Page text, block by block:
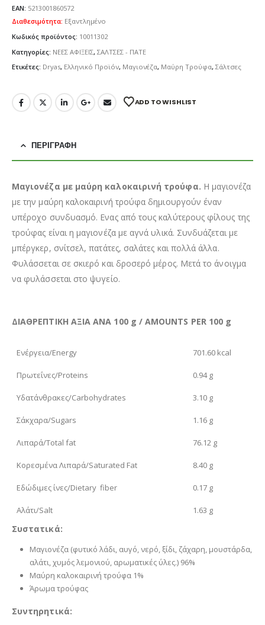
EAN: 5213001860572
Διαθεσιμότητα: Εξαντλημένο
Κωδικός προϊόντος: 10011302
Κατηγορίες: ΝΕΕΣ ΑΦΙΞΕΙΣ, ΣΑΛΤΣΕΣ - ΠΑΤΕ
Ετικέτες: Dryas, Ελληνικό Προϊόν, Μαγιονέζα, Μαύρη Τρούφα, Σάλτσες
ADD TO WISHLIST
ΠΕΡΙΓΡΑΦΉ
Μαγιονέζα με μαύρη καλοκαιρινή τρούφα. Η μαγιονέζα
με την μαύρη καλοκαιρινή τρούφα δημιουργούν έναν
υπέροχο συνδυασμό. Ενας από τους καλύτερους φίλους της
τρούφας είναι η μαγιονέζα με αγνά υλικά. Συνδυάζεται με
μπέργκερ, σνίτσελ, πατάτες, σαλάτες και πολλά άλλα.
Φυλάσσεται σε σκιερό και δροσερό μέρος. Μετά το άνοιγμα
να φυλάσσεται στο ψυγείο.
ΔΙΑΘΡΕΠΤΙΚΗ ΑΞΙΑ ΑΝΑ 100 g / AMOUNTS PER 100 g
Ενέργεια/Energy 701.60 kcal
Πρωτεΐνες/Proteins 0.94 g
Υδατάνθρακες/Carbohydrates 3.10 g
Σάκχαρα/Sugars 1.16 g
Λιπαρά/Total fat 76.12 g
Κορεσμένα Λιπαρά/Saturated Fat 8.40 g
Εδώδιμες ίνες/Dietary fiber 0.17 g
Αλάτι/Salt 1.63 g
Συστατικά:
Μαγιονέζα (φυτικό λάδι, αυγό, νερό, ξίδι, ζάχαρη, μουστάρδα,
αλάτι, χυμός λεμονιού, αρωματικές ύλες.) 96%
Μαύρη καλοκαιρινή τρούφα 1%
Άρωμα τρούφας
Συντηρητικά: